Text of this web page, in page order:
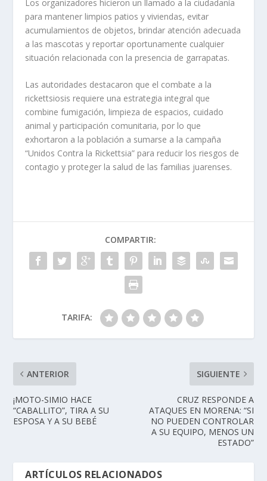
Los organizadores hicieron un llamado a la ciudadanía
para mantener limpios patios y viviendas, evitar
acumulamientos de objetos, brindar atención adecuada
a las mascotas y reportar oportunamente cualquier
situación relacionada con la presencia de garrapatas.
Las autoridades destacaron que el combate a la
rickettsiosis requiere una estrategia integral que
combine fumigación, limpieza de espacios, cuidado
animal y participación comunitaria, por lo que
exhortaron a la población a sumarse a la campaña
“Unidos Contra la Rickettsia” para reducir los riesgos de
contagio y proteger la salud de las familias juarenses.
COMPARTIR:
TARIFA:
ANTERIOR
¡MOTO-SIMIO HACE
“CABALLITO”, TIRA A SU
ESPOSA Y A SU BEBÉ
SIGUIENTE
CRUZ RESPONDE A
ATAQUES EN MORENA: “SI
NO PUEDEN CONTROLAR
A SU EQUIPO, MENOS UN
ESTADO”
ARTÍCULOS RELACIONADOS